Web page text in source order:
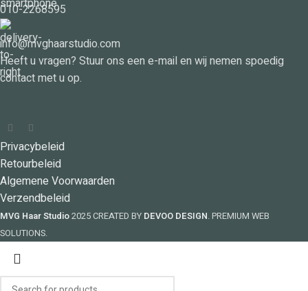
010-2268595
info@mvghaarstudio.com
Heeft u vragen? Stuur ons een e-mail en wij nemen spoedig
contact met u op.
Privacybeleid
Retourbeleid
Algemene Voorwaarden
Verzendbeleid
MVG Haar Studio2025 CREATED BY DEVOO DESIGN. PREMIUM WEB
SOLUTIONS.